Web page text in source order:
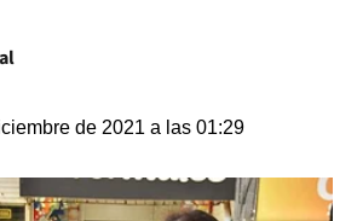
de 2021 a las 01:29